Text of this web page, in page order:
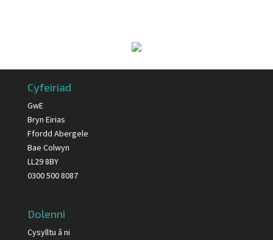
Cyfeiriad
GwE
Bryn Eirias
Ffordd Abergele
Bae Colwyn
LL29 8BY
0300 500 8087
Dolenni
Cysylltu â ni